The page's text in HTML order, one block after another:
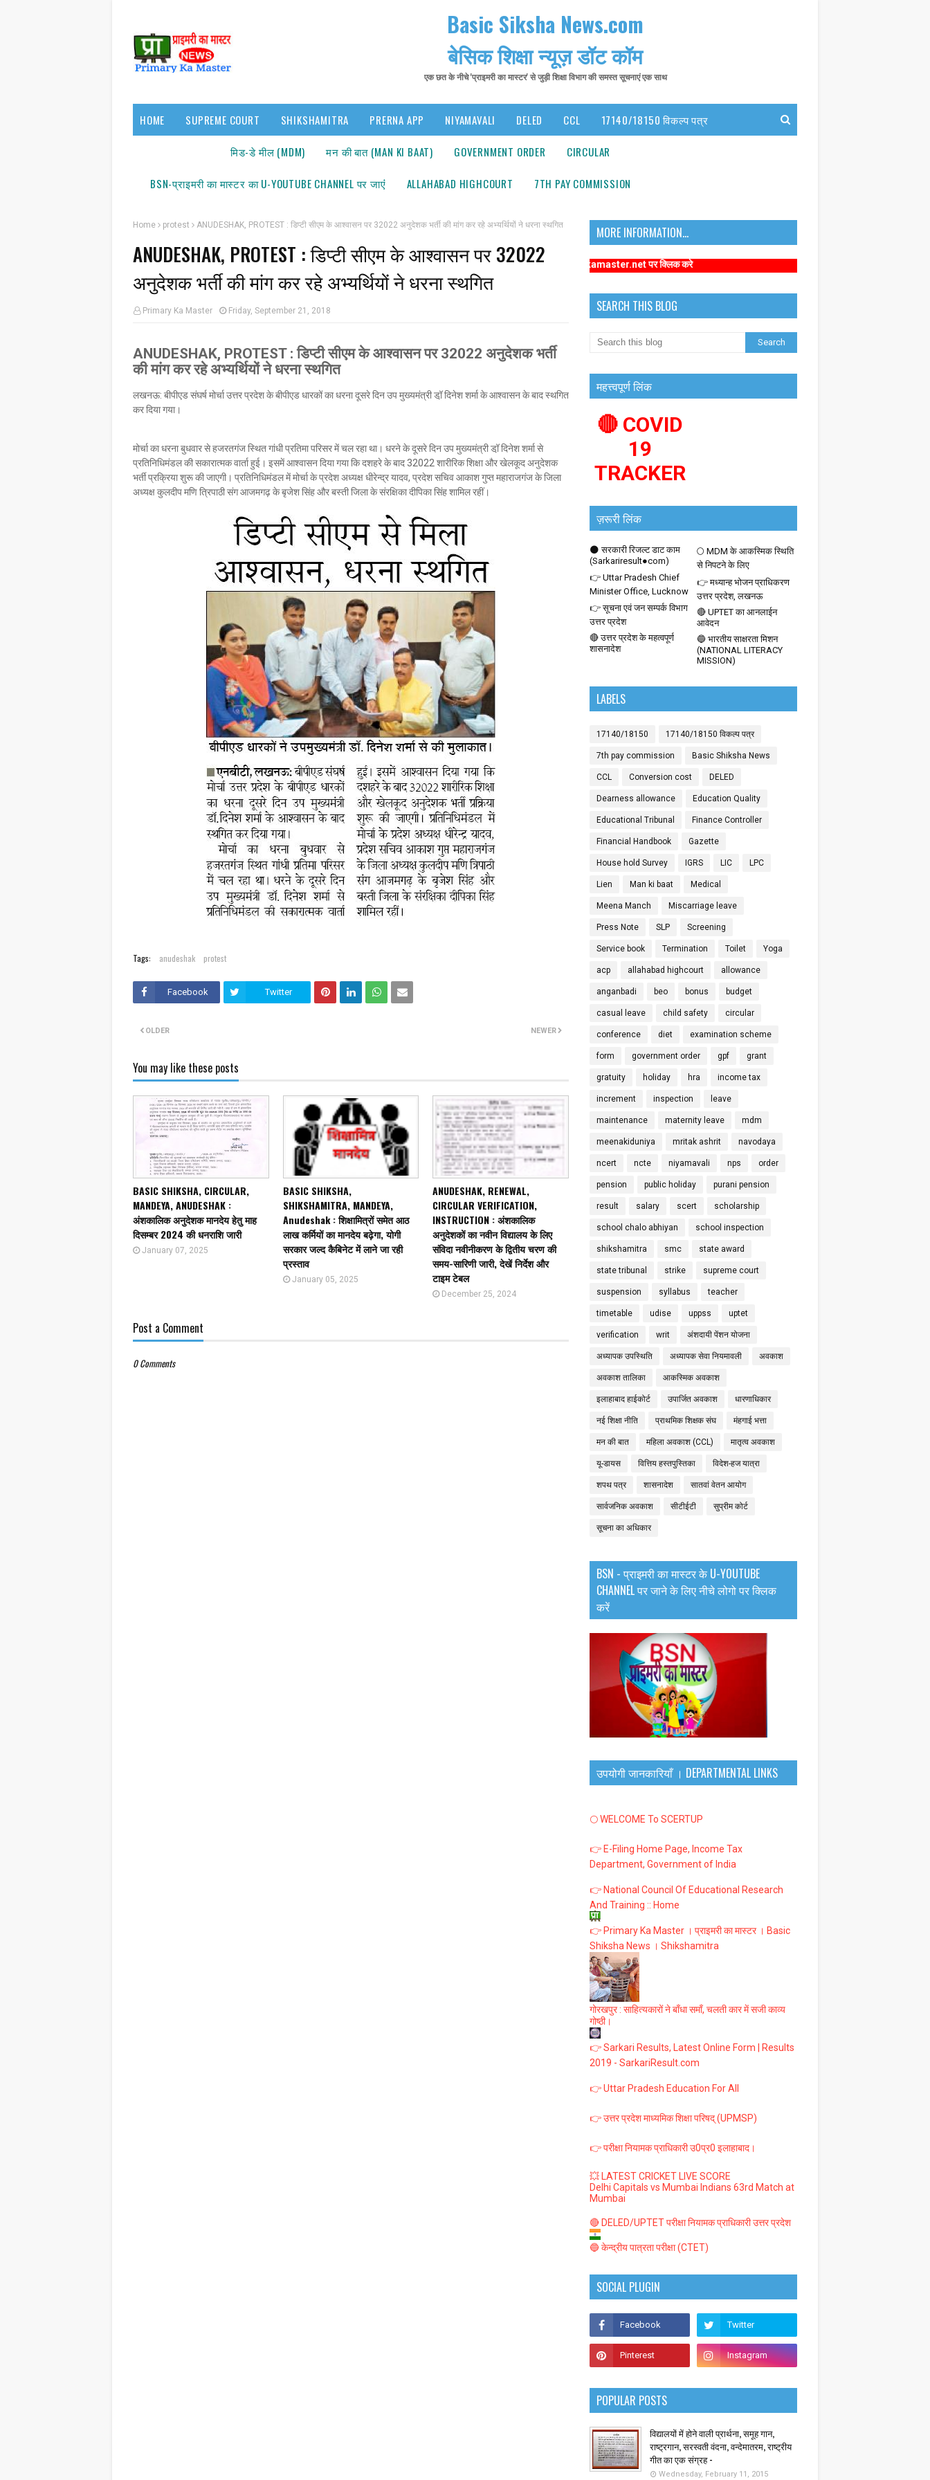
Basic Siksha News.com
बेसिक शिक्षा न्यूज़ डॉट कॉम
एक छत के नीचे 'प्राइमरी का मास्टर' से जुड़ी शिक्षा विभाग की समस्त सूचनाएं एक साथ
HOME SUPREME COURT SHIKSHAMITRA PRERNA APP NIYAMAVALI DELED CCL 17140/18150 विकल्प पत्र
मिड-डे मील (MDM) मन की बात (MAN KI BAAT) GOVERNMENT ORDER CIRCULAR
BSN-प्राइमरी का मास्टर का U-YOUTUBE CHANNEL पर जाएंं ALLAHABAD HIGHCOURT 7TH PAY COMMISSION
Home protest ANUDESHAK, PROTEST : डिप्टी सीएम के आश्वासन पर 32022 अनुदेशक भर्ती की मांग कर रहे अभ्यर्थियों ने धरना स्थगित
ANUDESHAK, PROTEST : डिप्टी सीएम के आश्वासन पर 32022
अनुदेशक भर्ती की मांग कर रहे अभ्यर्थियों ने धरना स्थगित
Primary Ka Master Friday, September 21, 2018
ANUDESHAK, PROTEST : डिप्टी सीएम के आश्वासन पर 32022 अनुदेशक भर्ती
की मांग कर रहे अभ्यर्थियों ने धरना स्थगित
लखनऊ: बीपीएड संघर्ष मोर्चा उत्तर प्रदेश के बीपीएड धारकों का धरना दूसरे दिन उप मुख्यमंत्री डॉ़ दिनेश शर्मा के आश्वासन के बाद स्थगित
कर दिया गया।
मोर्चा का धरना बुधवार से हजरतगंज स्थित गांधी प्रतिमा परिसर में चल रहा था। धरने के दूसरे दिन उप मुख्यमंत्री डॉ़ दिनेश शर्मा से
प्रतिनिधिमंडल की सकारात्मक वार्ता हुई। इसमें आश्वासन दिया गया कि दशहरे के बाद 32022 शारीरिक शिक्षा और खेलकूद अनुदेशक
भर्ती प्रक्रिया शुरू की जाएगी। प्रतिनिधिमंडल में मोर्चा के प्रदेश अध्यक्ष धीरेन्द्र यादव, प्रदेश सचिव आकाश गुप्त महाराजगंज के जिला
अध्यक्ष कुलदीप मणि त्रिपाठी संग आजमगढ़ के बृजेश सिंह और बस्ती जिला के संरक्षिका दीपिका सिंह शामिल रहीं।
Tags: anudeshak protest
Facebook Twitter
NEWER
OLDER
You may like these posts
BASIC SHIKSHA, CIRCULAR,
MANDEYA, ANUDESHAK :
अंशकालिक अनुदेशक मानदेय हेतु माह
दिसम्बर 2024 की धनराशि जारी
January 07, 2025
BASIC SHIKSHA,
SHIKSHAMITRA, MANDEYA,
Anudeshak : शिक्षामित्रों समेत आठ
लाख कर्मियों का मानदेय बढ़ेगा, योगी
सरकार जल्द कैबिनेट में लाने जा रही
प्रस्ताव
January 05, 2025
ANUDESHAK, RENEWAL,
CIRCULAR VERIFICATION,
INSTRUCTION : अंशकालिक
अनुदेशकों का नवीन विद्यालय के लिए
संविदा नवीनीकरण के द्वितीय चरण की
समय-सारिणी जारी, देखें निर्देश और
टाइम टेबल
December 25, 2024
Post a Comment
0 Comments
MORE INFORMATION...
सूचना: अधिक संबंधित समाचारों के लिए कृपया https://www.primarykamaster.net पर क्लिक करे
SEARCH THIS BLOG
महत्त्वपूर्ण लिंक
🔴 COVID
19
TRACKER
ज़रूरी लिंक
🌑 सरकारी रिजल्ट डाट काम
(Sarkariresult●com)
🌕 MDM के आकस्मिक स्थिति
से निपटने के लिए
👉 Uttar Pradesh Chief
Minister Office, Lucknow
👉 मध्यान्ह भोजन प्राधिकरण
उत्तर प्रदेश, लखनऊ
👉 सूचना एवं जन सम्पर्क विभाग
उत्तर प्रदेश
🔴 UPTET का आनलाईन
आवेदन
🔴 उत्तर प्रदेश के महत्वपूर्ण
शासनादेश
🔵 भारतीय साक्षरता मिशन
(NATIONAL LITERACY
MISSION)
LABELS
17140/18150 17140/18150 विकल्प पत्र
7th pay commission Basic Shiksha News
CCL Conversion cost DELED
Dearness allowance Education Quality
Educational Tribunal Finance Controller
Financial Handbook Gazette
House hold Survey IGRS LIC LPC
Lien Man ki baat Medical
Meena Manch Miscarriage leave
Press Note SLP Screening
Service book Termination Toilet Yoga
acp allahabad highcourt allowance
anganbadi beo bonus budget
casual leave child safety circular
conference diet examination scheme
form government order gpf grant
gratuity holiday hra income tax
increment inspection leave
maintenance maternity leave mdm
meenakiduniya mritak ashrit navodaya
ncert ncte niyamavali nps order
pension public holiday purani pension
result salary scert scholarship
school chalo abhiyan school inspection
shikshamitra smc state award
state tribunal strike supreme court
suspension syllabus teacher
timetable udise uppss uptet
verification writ अंशदायी पेंशन योजना
अध्यापक उपस्थिति अध्यापक सेवा नियमावली अवकाश
अवकाश तालिका आकस्मिक अवकाश
इलाहाबाद हाईकोर्ट उपार्जित अवकाश धारणाधिकार
नई शिक्षा नीति प्राथमिक शिक्षक संघ मंहगाई भत्ता
मन की बात महिला अवकाश (CCL) मातृत्व अवकाश
यू-डायस वित्तिय हस्तपुस्तिका विदेश-हज यात्रा
शपथ पत्र शासनादेश सातवां वेतन आयोग
सार्वजनिक अवकाश सीटीईटी सुप्रीम कोर्ट
सूचना का अधिकार
BSN - प्राइमरी का मास्टर के U-YOUTUBE
CHANNEL पर जाने के लिए नीचे लोगो पर क्लिक
करें
उपयोगी जानकारियाँ । DEPARTMENTAL LINKS
🌕 WELCOME To SCERTUP
👉 E-Filing Home Page, Income Tax
Department, Government of India
👉 National Council Of Educational Research
And Training :: Home
👉 Primary Ka Master । प्राइमरी का मास्टर । Basic
Shiksha News । Shikshamitra
गोरखपुर : साहित्यकारों ने बाँधा समाँ, चलती कार में सजी काव्य
गोष्ठी।
👉 Sarkari Results, Latest Online Form | Results
2019 - SarkariResult.com
👉 Uttar Pradesh Education For All
👉 उत्तर प्रदेश माध्यमिक शिक्षा परिषद् (UPMSP)
👉 परीक्षा नियामक प्राधिकारी उ0प्र0 इलाहाबाद।
💥 LATEST CRICKET LIVE SCORE
Delhi Capitals vs Mumbai Indians 63rd Match at
Mumbai
🔴 DELED/UPTET परीक्षा नियामक प्राधिकारी उत्तर प्रदेश
🔵 केन्द्रीय पात्रता परीक्षा (CTET)
SOCIAL PLUGIN
POPULAR POSTS
विद्यालयों में होने वाली प्रार्थना, समूह गान,
राष्ट्रगान, सरस्वती वंदना, वन्देमातरम, राष्ट्रीय
गीत का एक संग्रह -
Wednesday, February 11, 2015